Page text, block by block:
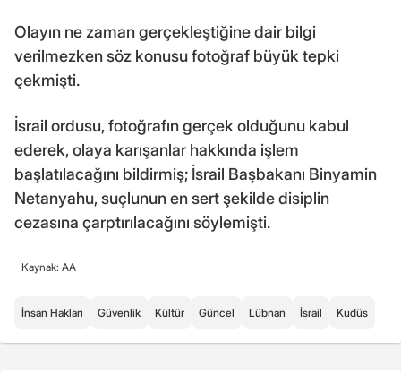
Olayın ne zaman gerçekleştiğine dair bilgi
verilmezken söz konusu fotoğraf büyük tepki
çekmişti.
İsrail ordusu, fotoğrafın gerçek olduğunu kabul
ederek, olaya karışanlar hakkında işlem
başlatılacağını bildirmiş; İsrail Başbakanı Binyamin
Netanyahu, suçlunun en sert şekilde disiplin
cezasına çarptırılacağını söylemişti.
Kaynak: AA
İnsan Hakları Güvenlik Kültür Güncel Lübnan İsrail Kudüs